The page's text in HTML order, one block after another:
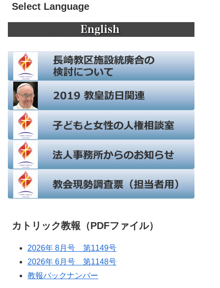
Select Language
カトリック教報（PDFファイル）
2026年 8月号 第1149号
2026年 6月号 第1148号
教報バックナンバー